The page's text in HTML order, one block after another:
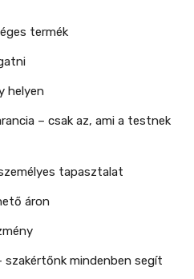
termék
helyen
– csak az, ami a testnek
tapasztalat
áron
mindenben segít